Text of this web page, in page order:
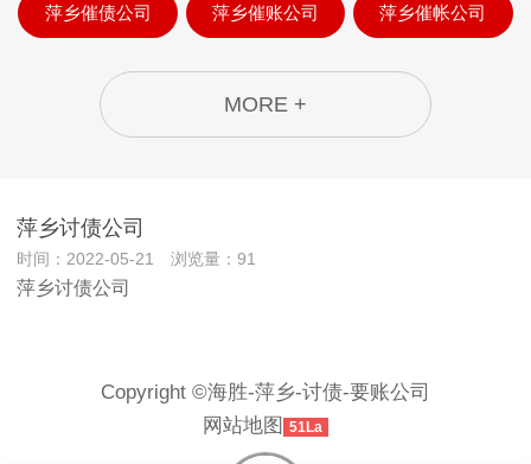
萍乡催债公司 萍乡催账公司 萍乡催帐公司
MORE +
萍乡讨债公司
时间：2022-05-21 浏览量：91
萍乡讨债公司
Copyright ©海胜-萍乡-讨债-要账公司
网站地图 51La